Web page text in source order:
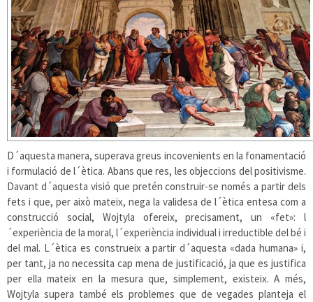
D´aquesta manera, superava greus incovenients en la fonamentació
i formulació de l´ètica. Abans que res, les objeccions del positivisme.
Davant d´aquesta visió que pretén construir-se només a partir dels
fets i que, per això mateix, nega la validesa de l´ètica entesa com a
construcció social, Wojtyla ofereix, precisament, un «fet»: l
´experiència de la moral, l´experiència individual i irreductible del bé i
del mal. L´ètica es construeix a partir d´aquesta «dada humana» i,
per tant, ja no necessita cap mena de justificació, ja que es justifica
per ella mateix en la mesura que, simplement, existeix. A més,
Wojtyla supera també els problemes que de vegades planteja el